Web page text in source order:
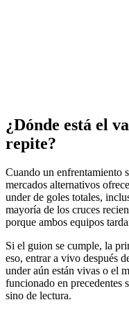
¿Dónde está el
repite?
Cuando un enfrentamiento
mercados alternativos
under de goles totales,
mayoría de los cruces
porque ambos equipos
Si el guion se cumple, la
eso, entrar a vivo después
under aún están vivas o el
funcionado en precedentes
sino de lectura.